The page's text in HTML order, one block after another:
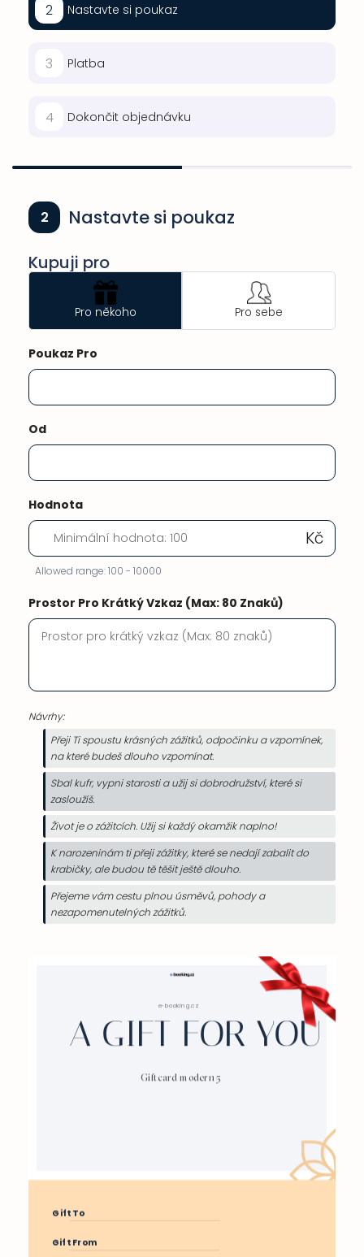
2 Nastavte si poukaz
3 Platba
4 Dokončit objednávku
2 Nastavte si poukaz
Kupuji pro
Pro někoho Pro sebe
Poukaz Pro
Od
Hodnota
Kč
Allowed range: 100 - 10000
Prostor Pro Krátký Vzkaz (Max: 80 Znaků)
Návrhy:
Přeji Ti spoustu krásných zážitků, odpočinku a vzpomínek,
na které budeš dlouho vzpomínat.
Sbal kufr, vypni starosti a užij si dobrodružství, které si
zasloužíš.
Život je o zážitcích. Užij si každý okamžik naplno!
K narozeninám ti přeji zážitky, které se nedají zabalit do
krabičky, ale budou tě těšit ještě dlouho.
Přejeme vám cestu plnou úsměvů, pohody a
nezapomenutelných zážitků.